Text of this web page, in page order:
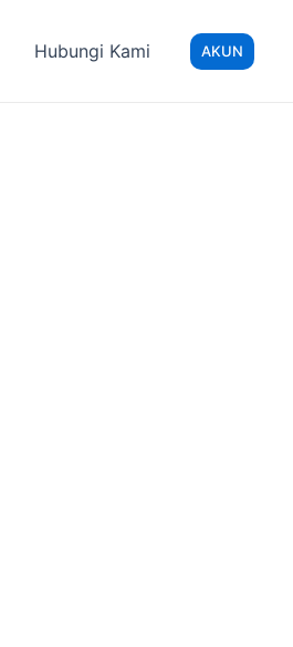
Hubungi Kami AKUN